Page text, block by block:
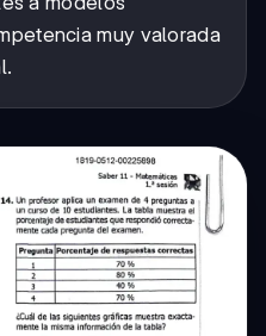
muy valorada